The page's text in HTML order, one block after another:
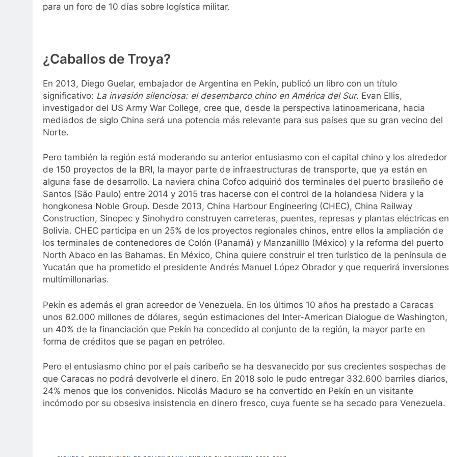
para un foro de 10 días sobre logística militar.
¿Caballos de Troya?
En 2013, Diego Guelar, embajador de Argentina en Pekín, publicó un libro con un título
significativo: La invasión silenciosa: el desembarco chino en América del Sur. Evan Ellis,
investigador del US Army War College, cree que, desde la perspectiva latinoamericana, hacia
mediados de siglo China será una potencia más relevante para sus países que su gran vecino del
Norte.
Pero también la región está moderando su anterior entusiasmo con el capital chino y los alrededor
de 150 proyectos de la BRI, la mayor parte de infraestructuras de transporte, que ya están en
alguna fase de desarrollo. La naviera china Cofco adquirió dos terminales del puerto brasileño de
Santos (São Paulo) entre 2014 y 2015 tras hacerse con el control de la holandesa Nidera y la
hongkonesa Noble Group. Desde 2013, China Harbour Engineering (CHEC), China Railway
Construction, Sinopec y Sinohydro construyen carreteras, puentes, represas y plantas eléctricas en
Bolivia. CHEC participa en un 25% de los proyectos regionales chinos, entre ellos la ampliación de
los terminales de contenedores de Colón (Panamá) y Manzanilllo (México) y la reforma del puerto
North Abaco en las Bahamas. En México, China quiere construir el tren turístico de la península de
Yucatán que ha prometido el presidente Andrés Manuel López Obrador y que requerirá inversiones
multimillonarias.
Pekín es además el gran acreedor de Venezuela. En los últimos 10 años ha prestado a Caracas
unos 62.000 millones de dólares, según estimaciones del Inter-American Dialogue de Washington,
un 40% de la financiación que Pekín ha concedido al conjunto de la región, la mayor parte en
forma de créditos que se pagan en petróleo.
Pero el entusiasmo chino por el país caribeño se ha desvanecido por sus crecientes sospechas de
que Caracas no podrá devolverle el dinero. En 2018 solo le pudo entregar 332.600 barriles diarios,
24% menos que los convenidos. Nicolás Maduro se ha convertido en Pekín en un visitante
incómodo por su obsesiva insistencia en dinero fresco, cuya fuente se ha secado para Venezuela.